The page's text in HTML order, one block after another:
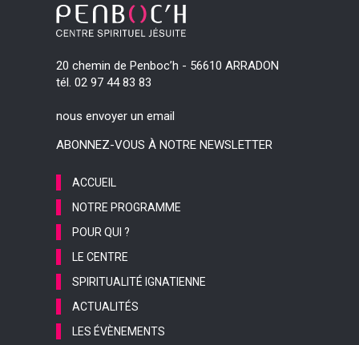
20 chemin de Penboc’h - 56610 ARRADON
tél. 02 97 44 83 83
nous envoyer un email
ABONNEZ-VOUS À NOTRE NEWSLETTER
ACCUEIL
NOTRE PROGRAMME
POUR QUI ?
LE CENTRE
SPIRITUALITÉ IGNATIENNE
ACTUALITÉS
LES ÉVÈNEMENTS